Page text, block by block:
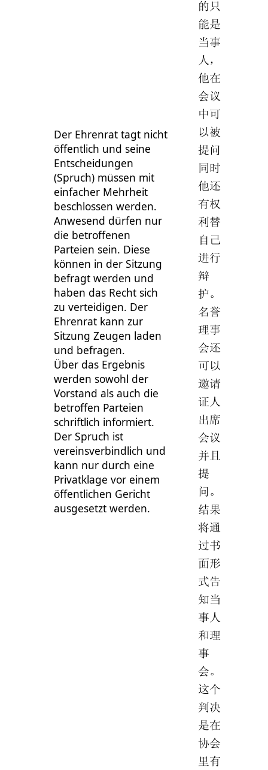
Der Ehrenrat tagt nicht
öffentlich und seine
Entscheidungen
(Spruch) müssen mit
einfacher Mehrheit
beschlossen werden.
Anwesend dürfen nur
die betroffenen
Parteien sein. Diese
können in der Sitzung
befragt werden und
haben das Recht sich
zu verteidigen. Der
Ehrenrat kann zur
Sitzung Zeugen laden
und befragen.
Über das Ergebnis
werden sowohl der
Vorstand als auch die
betroffen Parteien
schriftlich informiert.
Der Spruch ist
vereinsverbindlich und
kann nur durch eine
Privatklage vor einem
öffentlichen Gericht
ausgesetzt werden.
的只
能是
当事
人，
他在
会议
中可
以被
提问
同时
他还
有权
利替
自己
进行
辩
护。
名誉
理事
会还
可以
邀请
证人
出席
会议
并且
提
问。
结果
将通
过书
面形
式告
知当
事人
和理
事
会。
这个
判决
是在
协会
里有